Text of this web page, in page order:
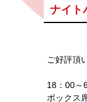
ナイト
ご好評頂
18：00～
ボックス